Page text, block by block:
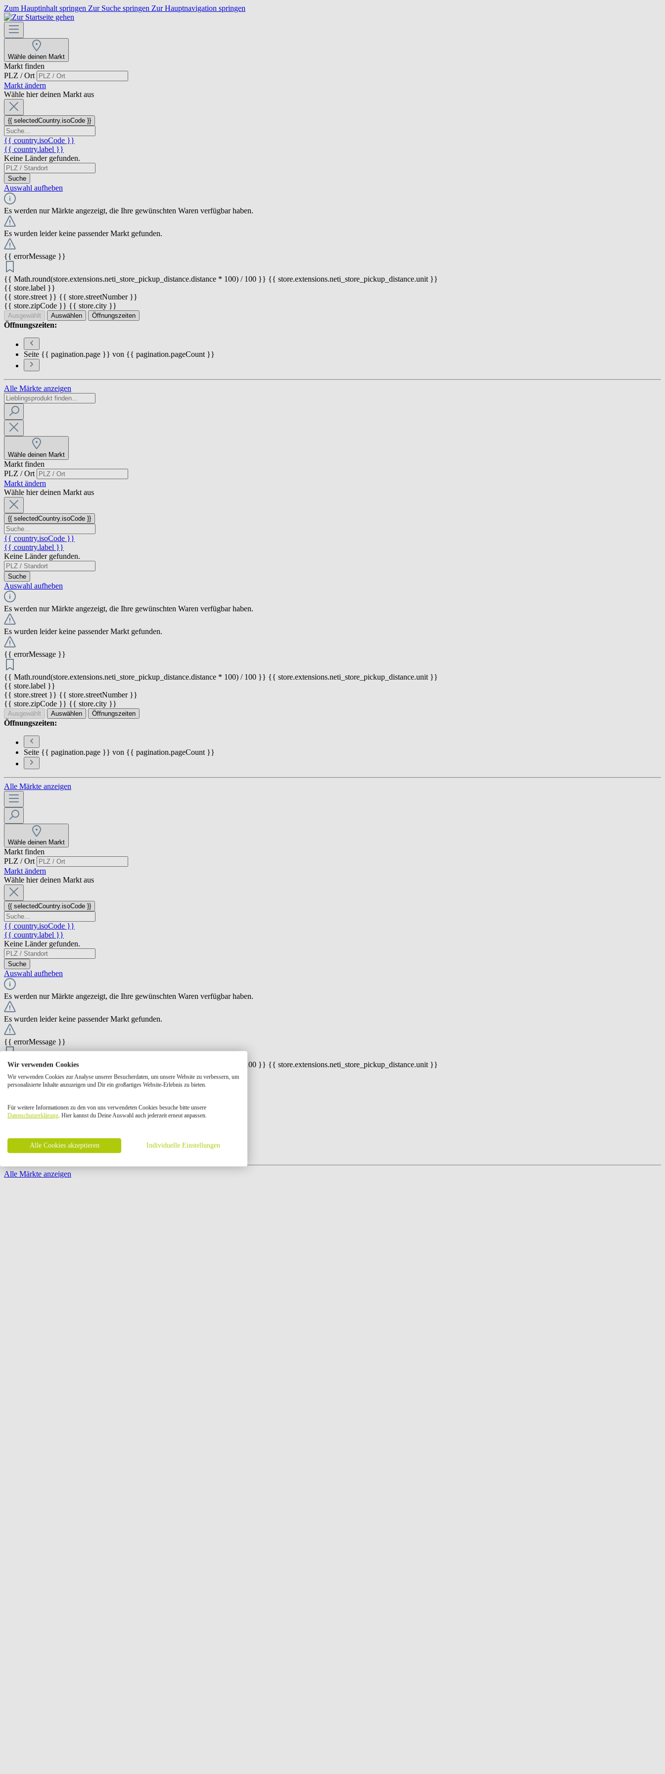
Zum Hauptinhalt springen Zur Suche springen Zur Hauptnavigation springen
Wähle deinen Markt
Markt finden
PLZ / Ort
Markt ändern
Wähle hier deinen Markt aus
{{ selectedCountry.isoCode }}
{{ country.isoCode }}
{{ country.label }}
Keine Länder gefunden.
Suche
Auswahl aufheben
Es werden nur Märkte angezeigt, die Ihre gewünschten Waren verfügbar haben.
Es wurden leider keine passender Markt gefunden.
{{ errorMessage }}
{{ Math.round(store.extensions.neti_store_pickup_distance.distance * 100) / 100 }} {{ store.extensions.neti_store_pickup_distance.unit }}
{{ store.label }}
{{ store.street }} {{ store.streetNumber }}
{{ store.zipCode }} {{ store.city }}
Ausgewählt Auswählen Öffnungszeiten
Öffnungszeiten:
Seite {{ pagination.page }} von {{ pagination.pageCount }}
Alle Märkte anzeigen
Wähle deinen Markt
Markt finden
PLZ / Ort
Markt ändern
Wähle hier deinen Markt aus
{{ selectedCountry.isoCode }}
{{ country.isoCode }}
{{ country.label }}
Keine Länder gefunden.
Suche
Auswahl aufheben
Es werden nur Märkte angezeigt, die Ihre gewünschten Waren verfügbar haben.
Es wurden leider keine passender Markt gefunden.
{{ errorMessage }}
{{ Math.round(store.extensions.neti_store_pickup_distance.distance * 100) / 100 }} {{ store.extensions.neti_store_pickup_distance.unit }}
{{ store.label }}
{{ store.street }} {{ store.streetNumber }}
{{ store.zipCode }} {{ store.city }}
Ausgewählt Auswählen Öffnungszeiten
Öffnungszeiten:
Seite {{ pagination.page }} von {{ pagination.pageCount }}
Alle Märkte anzeigen
Wähle deinen Markt
Markt finden
PLZ / Ort
Markt ändern
Wähle hier deinen Markt aus
{{ selectedCountry.isoCode }}
{{ country.isoCode }}
{{ country.label }}
Keine Länder gefunden.
Suche
Auswahl aufheben
Es werden nur Märkte angezeigt, die Ihre gewünschten Waren verfügbar haben.
Es wurden leider keine passender Markt gefunden.
{{ errorMessage }}
{{ Math.round(store.extensions.neti_store_pickup_distance.distance * 100) / 100 }} {{ store.extensions.neti_store_pickup_distance.unit }}
{{ store.label }}
{{ store.street }} {{ store.streetNumber }}
{{ store.zipCode }} {{ store.city }}
Öffnungszeiten:
Seite {{ pagination.page }} von {{ pagination.pageCount }}
Alle Märkte anzeigen
Wir verwenden Cookies
Wir verwenden Cookies zur Analyse unserer Besucherdaten, um unsere Website zu verbessern, um
personalisierte Inhalte anzuzeigen und Dir ein großartiges Website-Erlebnis zu bieten.
Für weitere Informationen zu den von uns verwendeten Cookies besuche bitte unsere
Datenschutzerklärung. Hier kannst du Deine Auswahl auch jederzeit erneut anpassen.
Alle Cookies akzeptieren Individuelle Einstellungen